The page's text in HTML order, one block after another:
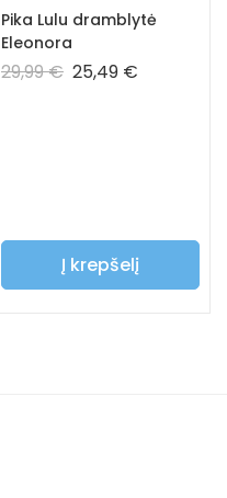
Pika Lulu dramblytė
Eleonora
29,99€ 25,49 €
Į krepšelį